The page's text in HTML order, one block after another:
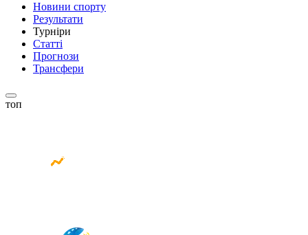
Новини спорту
Результати
Турніри
Статті
Прогнози
Трансфери
топ